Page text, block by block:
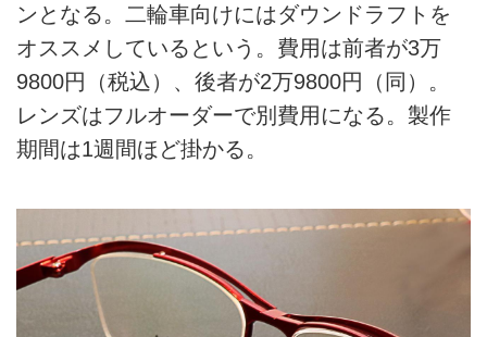
ンとなる。二輪車向けにはダウンドラフトを
オススメしているという。費用は前者が3万
9800円（税込）、後者が2万9800円（同）。
レンズはフルオーダーで別費用になる。製作
期間は1週間ほど掛かる。